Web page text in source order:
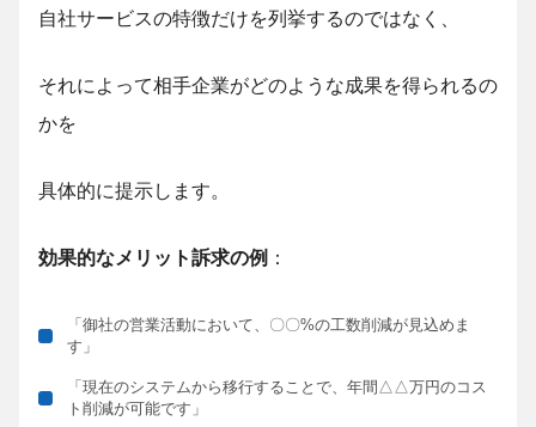
自社サービスの特徴だけを列挙するのではなく、
それによって相手企業がどのような成果を得られるの
かを
具体的に提示します。
効果的なメリット訴求の例 ：
「御社の営業活動において、〇〇%の工数削減が見込めま
す」
「現在のシステムから移行することで、年間△△万円のコス
ト削減が可能です」